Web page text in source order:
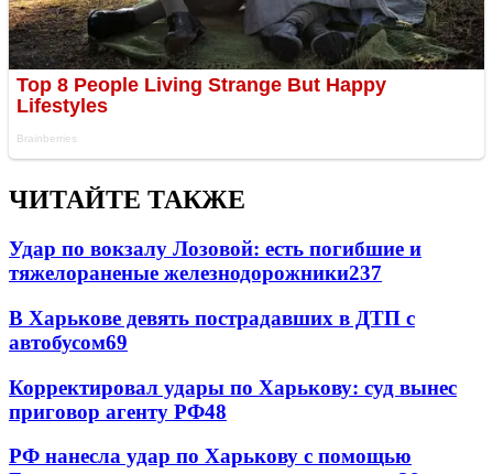
ЧИТАЙТЕ ТАКЖЕ
Удар по вокзалу Лозовой: есть погибшие и
тяжелораненые железнодорожники237
В Харькове девять пострадавших в ДТП с
автобусом69
Корректировал удары по Харькову: суд вынес
приговор агенту РФ48
РФ нанесла удар по Харькову с помощью